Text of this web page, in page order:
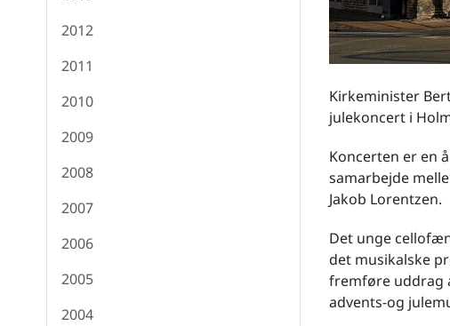
2012
2011
2010
2009
2008
2007
2006
2005
2004
Kirkeminister
julekoncert i
Koncerten er en
samarbejde
Jakob Lorentzen.
Det unge
det musikalske
fremføre uddrag
advents-og